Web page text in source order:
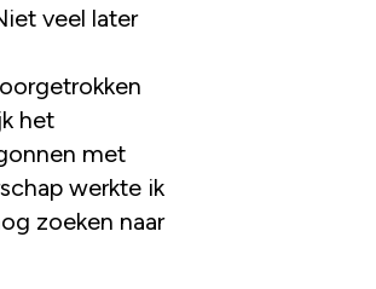
veel later
het
met
werkte ik
zoeken naar